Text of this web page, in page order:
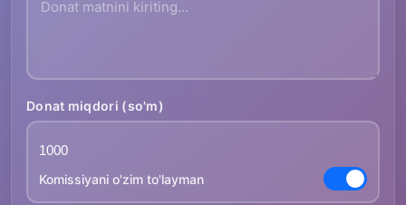
Donat miqdori (so'm)
Komissiyani o'zim to'layman